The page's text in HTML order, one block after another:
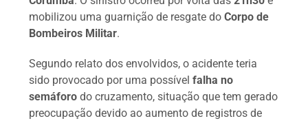
mobilizou uma guarnição de resgate doCorpo de
Bombeiros Militar.
Segundo relato dos envolvidos, o acidente teria
sido provocado por uma possívelfalha no
semáforo do cruzamento, situação que tem gerado
preocupação devido ao aumento de registros de